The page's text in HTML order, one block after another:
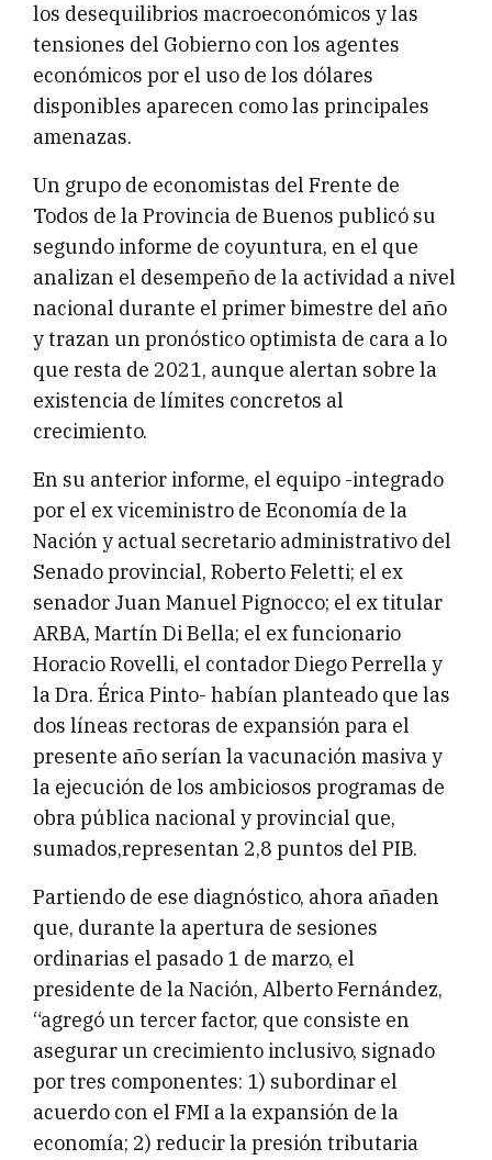
los desequilibrios macroeconómicos y las
tensiones del Gobierno con los agentes
económicos por el uso de los dólares
disponibles aparecen como las principales
amenazas.
Un grupo de economistas del Frente de
Todos de la Provincia de Buenos publicó su
segundo informe de coyuntura, en el que
analizan el desempeño de la actividad a nivel
nacional durante el primer bimestre del año
y trazan un pronóstico optimista de cara a lo
que resta de 2021, aunque alertan sobre la
existencia de límites concretos al
crecimiento.
En su anterior informe, el equipo -integrado
por el ex viceministro de Economía de la
Nación y actual secretario administrativo del
Senado provincial, Roberto Feletti; el ex
senador Juan Manuel Pignocco; el ex titular
ARBA, Martín Di Bella; el ex funcionario
Horacio Rovelli, el contador Diego Perrella y
la Dra. Érica Pinto- habían planteado que las
dos líneas rectoras de expansión para el
presente año serían la vacunación masiva y
la ejecución de los ambiciosos programas de
obra pública nacional y provincial que,
sumados,representan 2,8 puntos del PIB.
Partiendo de ese diagnóstico, ahora añaden
que, durante la apertura de sesiones
ordinarias el pasado 1 de marzo, el
presidente de la Nación, Alberto Fernández,
“agregó un tercer factor, que consiste en
asegurar un crecimiento inclusivo, signado
por tres componentes: 1) subordinar el
acuerdo con el FMI a la expansión de la
economía; 2) reducir la presión tributaria